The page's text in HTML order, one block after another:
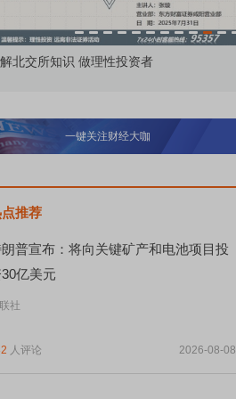
市价委托那么多种，究竟怎么用？
一键关注财经大咖
推荐
普宣布：将向关键矿产和电池项目投
亿美元
社
人评论 2026-08-08